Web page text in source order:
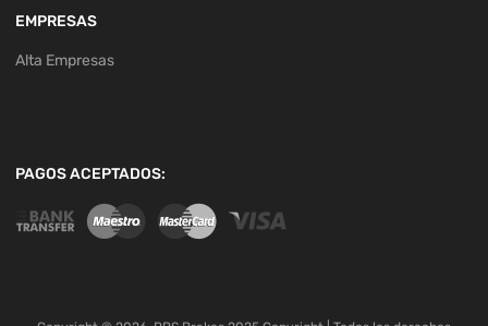
EMPRESAS
Alta Empresas
PAGOS ACEPTADOS: